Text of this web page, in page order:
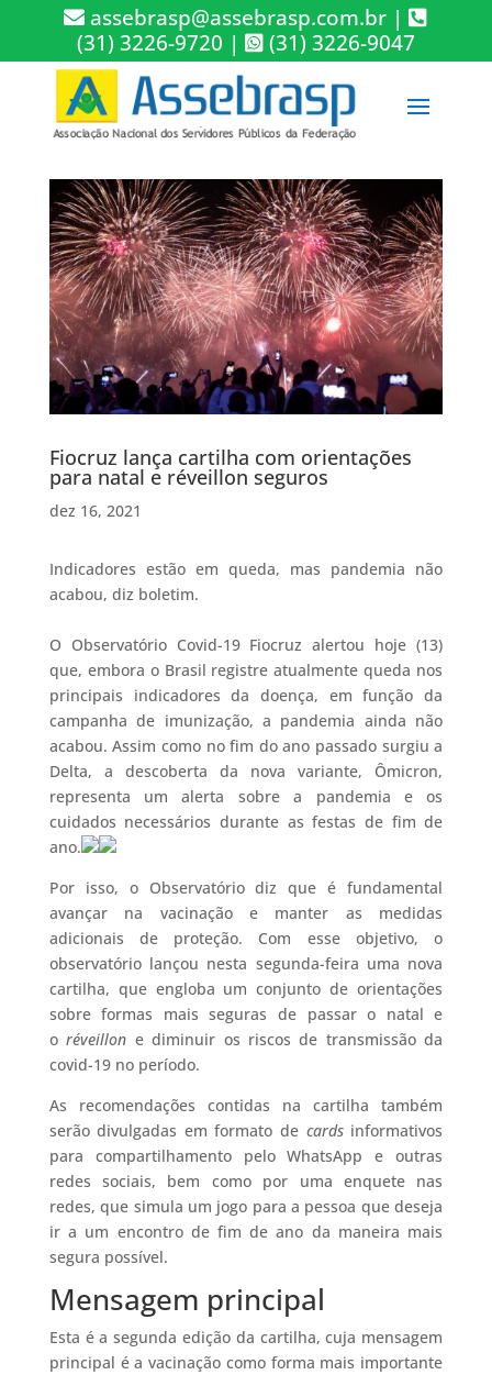
assebrasp@assebrasp.com.br |
(31) 3226-9720 | (31) 3226-9047
Fiocruz lança cartilha com orientações
para natal e réveillon seguros
dez 16, 2021
Indicadores estão em queda, mas pandemia não
acabou, diz boletim.
O Observatório Covid-19 Fiocruz alertou hoje (13)
que, embora o Brasil registre atualmente queda nos
principais indicadores da doença, em função da
campanha de imunização, a pandemia ainda não
acabou. Assim como no fim do ano passado surgiu a
Delta, a descoberta da nova variante, Ômicron,
representa um alerta sobre a pandemia e os
cuidados necessários durante as festas de fim de
ano.
Por isso, o Observatório diz que é fundamental
avançar na vacinação e manter as medidas
adicionais de proteção. Com esse objetivo, o
observatório lançou nesta segunda-feira uma nova
cartilha, que engloba um conjunto de orientações
sobre formas mais seguras de passar o natal e
oréveillon e diminuir os riscos de transmissão da
covid-19 no período.
As recomendações contidas na cartilha também
serão divulgadas em formato de cardsinformativos
para compartilhamento pelo WhatsApp e outras
redes sociais, bem como por uma enquete nas
redes, que simula um jogo para a pessoa que deseja
ir a um encontro de fim de ano da maneira mais
segura possível.
Mensagem principal
Esta é a segunda edição da cartilha, cuja mensagem
principal é a vacinação como forma mais importante